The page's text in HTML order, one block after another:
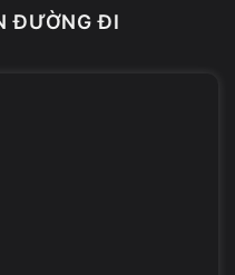
ĐƯỜNG ĐI